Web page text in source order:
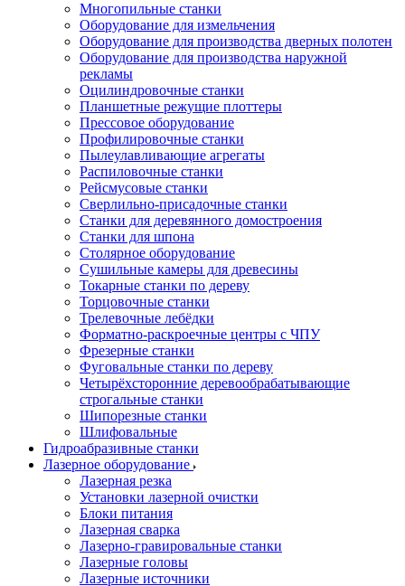
Многопильные станки
Оборудование для измельчения
Оборудование для производства дверных полотен
Оборудование для производства наружной
рекламы
Оцилиндровочные станки
Планшетные режущие плоттеры
Прессовое оборудование
Профилировочные станки
Пылеулавливающие агрегаты
Распиловочные станки
Рейсмусовые станки
Сверлильно-присадочные станки
Станки для деревянного домостроения
Станки для шпона
Столярное оборудование
Сушильные камеры для древесины
Токарные станки по дереву
Торцовочные станки
Трелевочные лебёдки
Форматно-раскроечные центры с ЧПУ
Фрезерные станки
Фуговальные станки по дереву
Четырёхсторонние деревообрабатывающие
строгальные станки
Шипорезные станки
Шлифовальные
Гидроабразивные станки
Лазерное оборудование
Лазерная резка
Установки лазерной очистки
Блоки питания
Лазерная сварка
Лазерно-гравировальные станки
Лазерные головы
Лазерные источники